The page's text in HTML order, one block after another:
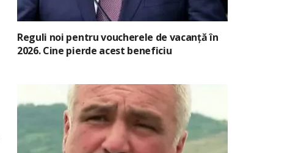
Reguli noi pentru voucherele de vacanță în
2026. Cine pierde acest beneficiu